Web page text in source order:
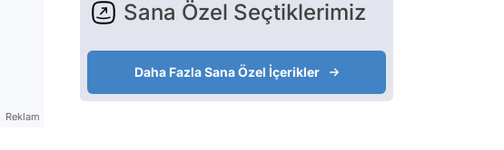
Reklam
Sana Özel Seçtiklerimiz
Daha Fazla Sana Özel İçerikler